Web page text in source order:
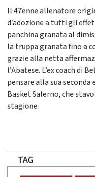
Il 47enne allenatore
d’adozione a tutti gli
panchina granata al
la truppa granata fino a
grazie alla netta
l’Abatese. L’ex coach di
pensare alla sua
Basket Salerno, che
stagione.
TAG